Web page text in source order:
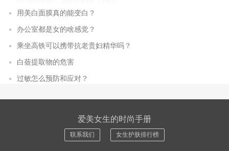
用美白面膜真的能变白？
办公室都是女的啥感觉？
乘坐高铁可以携带抗老贵妇精华吗？
白蔹提取物的危害
过敏怎么预防和应对？
爱美女生的时尚手册
联系我们 女生护肤排行榜